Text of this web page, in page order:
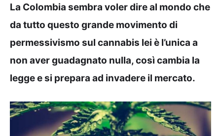
La Colombia sembra voler dire al mondo che
da tutto questo grande movimento di
permessivismo sul cannabis lei è l’unica a
non aver guadagnato nulla, così cambia la
legge e si prepara ad invadere il mercato.